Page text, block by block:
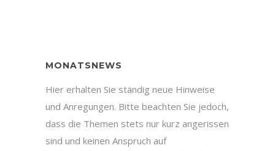
MONATSNEWS
Hier erhalten Sie ständig neue Hinweise
und Anregungen. Bitte beachten Sie jedoch,
dass die Themen stets nur kurz angerissen
sind und keinen Anspruch auf